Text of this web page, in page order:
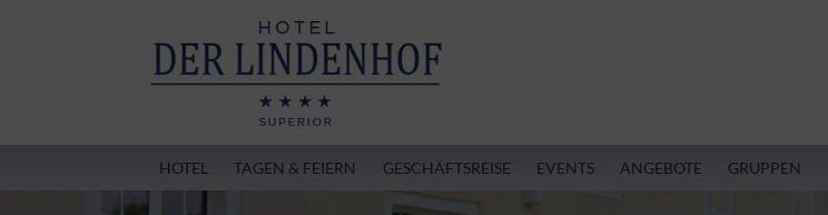
HOTEL TAGEN & FEIERN GESCHÄFTSREISE EVENTS ANGEBOTE GRUPPEN